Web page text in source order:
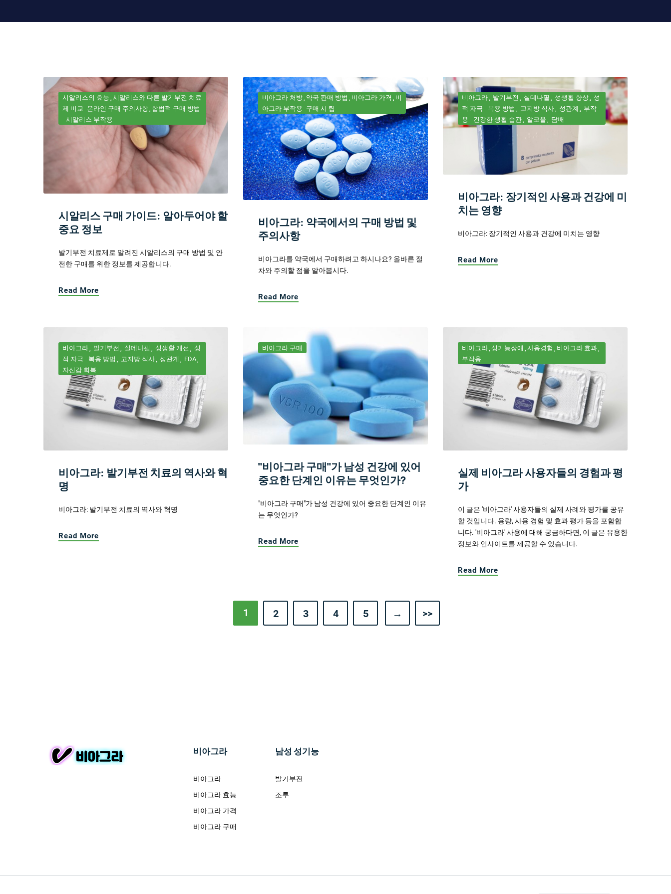
시알리스의 효능 시알리스와 다른 발기부전 치료
제 비교 온라인 구매 주의사항 합법적 구매 방법
시알리스 부작용
시알리스 구매 가이드: 알아두어야 할
중요 정보
발기부전 치료제로 알려진 시알리스의 구매 방법 및 안
전한 구매를 위한 정보를 제공합니다.
Read More
비아그라 처방 약국 판매 방법 비아그라 가격
비
아그라 부작용 구매 시 팁
비아그라: 약국에서의 구매 방법 및
주의사항
비아그라를 약국에서 구매하려고 하시나요? 올바른 절
차와 주의할 점을 알아봅시다.
Read More
비아그라 발기부전 실데나필 성생활 향상
성
적 자극
복용 방법 고지방 식사 성관계
부작
용
건강한 생활 습관 알코올 담배
비아그라: 장기적인 사용과 건강에 미
치는 영향
비아그라: 장기적인 사용과 건강에 미치는 영향
Read More
비아그라 발기부전 실데나필 성생활 개선
성
적 자극
복용 방법 고지방 식사 성관계
FDA
자신감 회복
비아그라: 발기부전 치료의 역사와 혁
명
비아그라: 발기부전 치료의 역사와 혁명
Read More
비아그라 구매
"비아그라 구매"가 남성 건강에 있어
중요한 단계인 이유는 무엇인가?
"비아그라 구매"가 남성 건강에 있어 중요한 단계인 이유
는 무엇인가?
Read More
비아그라 성기능장애 사용경험
비아그라 효과
부작용
실제 비아그라 사용자들의 경험과 평
가
이 글은 '비아그라' 사용자들의 실제 사례와 평가를 공유
할 것입니다. 용량, 사용 경험 및 효과 평가 등을 포함합
니다. '비아그라' 사용에 대해 궁금하다면, 이 글은 유용한
정보와 인사이트를 제공할 수 있습니다.
Read More
1 2 3 4 5 → >>
비아그라
비아그라
비아그라 효능
비아그라 가격
비아그라 구매
남성 성기능
발기부전
조루